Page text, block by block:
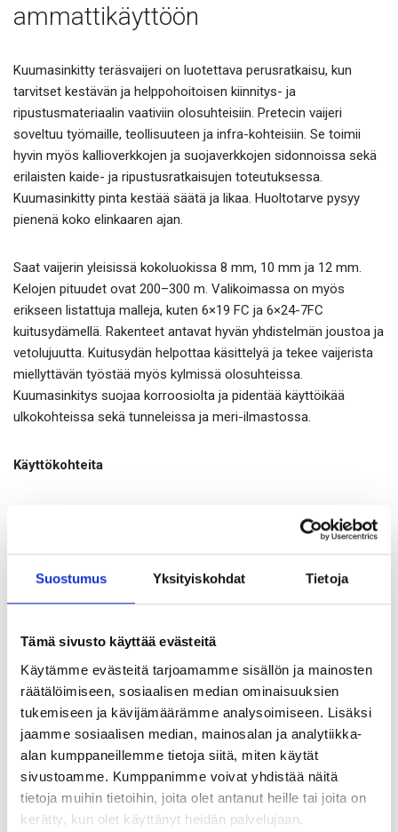
Suostumus Yksityiskohdat Tietoja
Tämä sivusto käyttää evästeitä
Käytämme evästeitä tarjoamamme sisällön ja mainosten
räätälöimiseen, sosiaalisen median ominaisuuksien
tukemiseen ja kävijämäärämme analysoimiseen. Lisäksi
jaamme sosiaalisen median, mainosalan ja analytiikka-
alan kumppaneillemme tietoja siitä, miten käytät
sivustoamme. Kumppanimme voivat yhdistää näitä
tietoja muihin tietoihin, joita olet antanut heille tai joita on
kerätty, kun olet käyttänyt heidän palvelujaan.
ammattikäyttöön
Kuumasinkitty teräsvaijeri on luotettava perusratkaisu, kun
tarvitset kestävän ja helppohoitoisen kiinnitys- ja
ripustusmateriaalin vaativiin olosuhteisiin. Pretecin vaijeri
soveltuu työmaille, teollisuuteen ja infra-kohteisiin. Se toimii
hyvin myös kallioverkkojen ja suojaverkkojen sidonnoissa sekä
erilaisten kaide- ja ripustusratkaisujen toteutuksessa.
Kuumasinkitty pinta kestää säätä ja likaa. Huoltotarve pysyy
pienenä koko elinkaaren ajan.
Saat vaijerin yleisissä kokoluokissa 8 mm, 10 mm ja 12 mm.
Kelojen pituudet ovat 200–300 m. Valikoimassa on myös
erikseen listattuja malleja, kuten 6×19 FC ja 6×24-7FC
kuitusydämellä. Rakenteet antavat hyvän yhdistelmän joustoa ja
vetolujuutta. Kuitusydän helpottaa käsittelyä ja tekee vaijerista
miellyttävän työstää myös kylmissä olosuhteissa.
Kuumasinkitys suojaa korroosiolta ja pidentää käyttöikää
ulkokohteissa sekä tunneleissa ja meri-ilmastossa.
Käyttökohteita
Rakennus- ja infratyömaiden väliaikaiset kiinnitykset
Teollisuuden ripustukset ja tuennat
Putki- ja kanavakannakoinnit
Kaideratkaisut sekä portti- ja rajaustoteutukset
Hyödyt arjessa
Kuumasinkitty pinta kestää kovaa käyttöä
Sujuva käsittely kuitusydämen ansiosta
Pitkät kelat nopeuttavat asennusta ja vähentävät jatkoksia
Yhteensopiva yleisten puristusholkkien, vaijerilukkojen,
sakkelien ja koukkujen kanssa